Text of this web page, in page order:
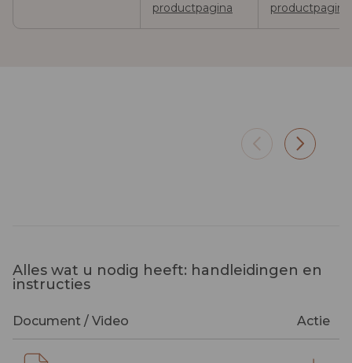
productpagina
productpagina
Alles wat u nodig heeft: handleidingen en
instructies
Document / Video Actie